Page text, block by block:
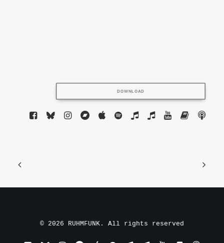
DOWNLOAD
© 2026 RUHMFUNK. All rights reserved